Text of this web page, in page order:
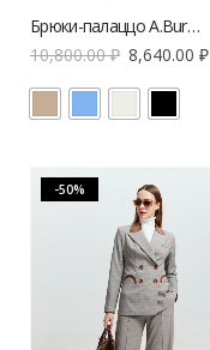
Брюки-палаццо A.Burdyugova
10,800.00₽ 8,640.00 ₽
-50%